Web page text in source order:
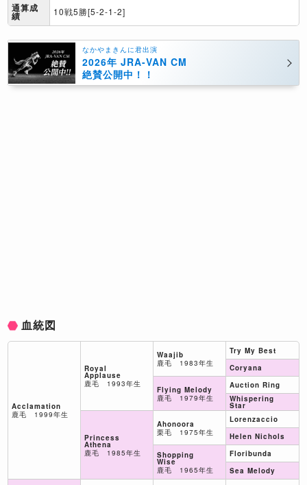
通算成
績 10戦5勝[5-2-1-2]
なかやまきんに君出演
2026年 JRA-VAN CM
絶賛公開中！！
血統図
Acclamation
鹿毛 1999年生
Royal
Applause
鹿毛 1993年生
Princess
Athena
鹿毛 1985年生
Waajib
鹿毛 1983年生
Flying Melody
鹿毛 1979年生
Ahonoora
栗毛 1975年生
Shopping
Wise
鹿毛 1965年生
Try My Best
Coryana
Auction Ring
Whispering
Star
Lorenzaccio
Helen Nichols
Floribunda
Sea Melody